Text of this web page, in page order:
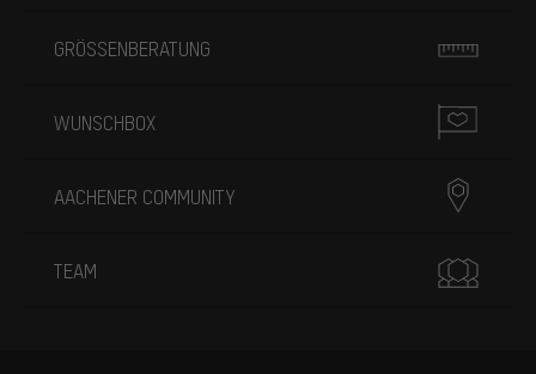
GRÖSSENBERATUNG
WUNSCHBOX
AACHENER COMMUNITY
TEAM